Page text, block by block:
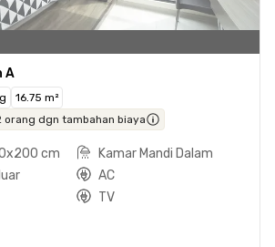
A
16.75 m²
orang dgn tambahan biaya
cm
Kamar Mandi Dalam
AC
TV